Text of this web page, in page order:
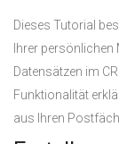
Dieses Tutorial
Ihrer
Datensätzen im
Funktionalität
aus Ihren